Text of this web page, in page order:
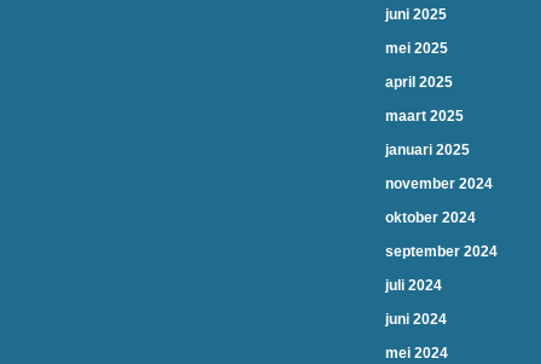
juni 2025
mei 2025
april 2025
maart 2025
januari 2025
november 2024
oktober 2024
september 2024
juli 2024
juni 2024
mei 2024